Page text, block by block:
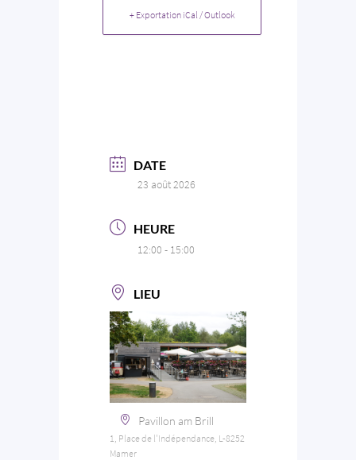
+ Exportation iCal / Outlook
DATE
23 août 2026
HEURE
12:00 - 15:00
LIEU
Pavillon am Brill
1, Place de l'Indépendance, L-8252
Mamer